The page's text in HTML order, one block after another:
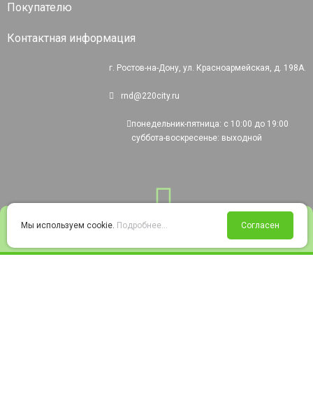
Войти Избранное Корзина
Покупателю
Контактная информация
г. Ростов-на-Дону, ул. Красноармейская, д. 198А.
rnd@220city.ru
понедельник-пятница: с 10:00 до 19:00
суббота-воскресенье: выходной
Мы используем cookie. Подробнее... Согласен